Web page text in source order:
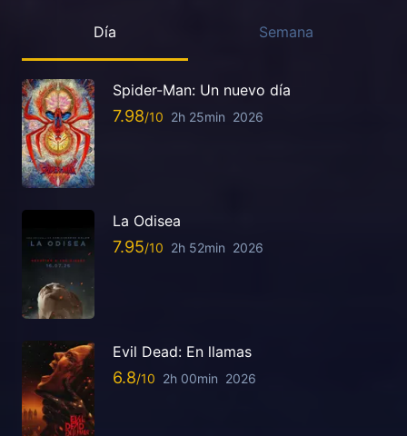
Día Semana
Spider-Man: Un nuevo día
7.98 2h 25min 2026
La Odisea
7.95 2h 52min 2026
Evil Dead: En llamas
6.8 2h 00min 2026